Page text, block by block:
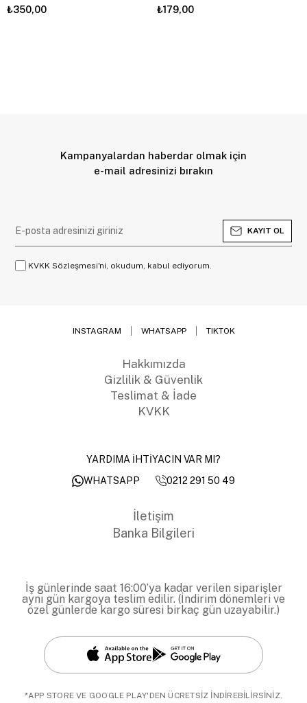
₺350,00 ₺179,00
Kampanyalardan haberdar olmak için
e-mail adresinizi bırakın
KAYIT OL
KVKK Sözleşmesi'ni, okudum, kabul ediyorum.
INSTAGRAM WHATSAPP TIKTOK
Hakkımızda
Gizlilik & Güvenlik
Teslimat & İade
KVKK
YARDIMA İHTİYACIN VAR MI?
WHATSAPP
0212 291 50 49
İletişim
Banka Bilgileri
İş günlerinde saat 16:00’ya kadar verilen siparişler
aynı gün kargoya teslim edilir. (İndirim dönemleri ve
özel günlerde kargo süresi birkaç gün uzayabilir.)
*APP STORE VE GOOGLE PLAY'DEN ÜCRETSİZ İNDİREBİLİRSİNİZ.